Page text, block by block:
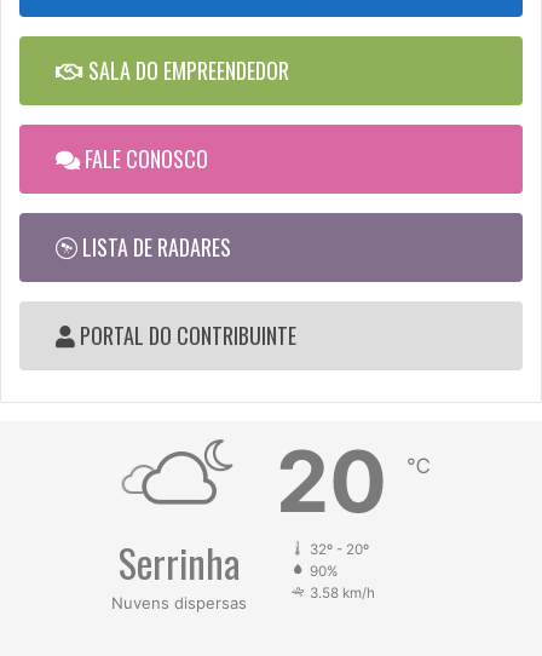
SALA DO EMPREENDEDOR
FALE CONOSCO
LISTA DE RADARES
PORTAL DO CONTRIBUINTE
Serrinha
Nuvens dispersas
20 ℃
32º - 20º
90%
3.58 km/h